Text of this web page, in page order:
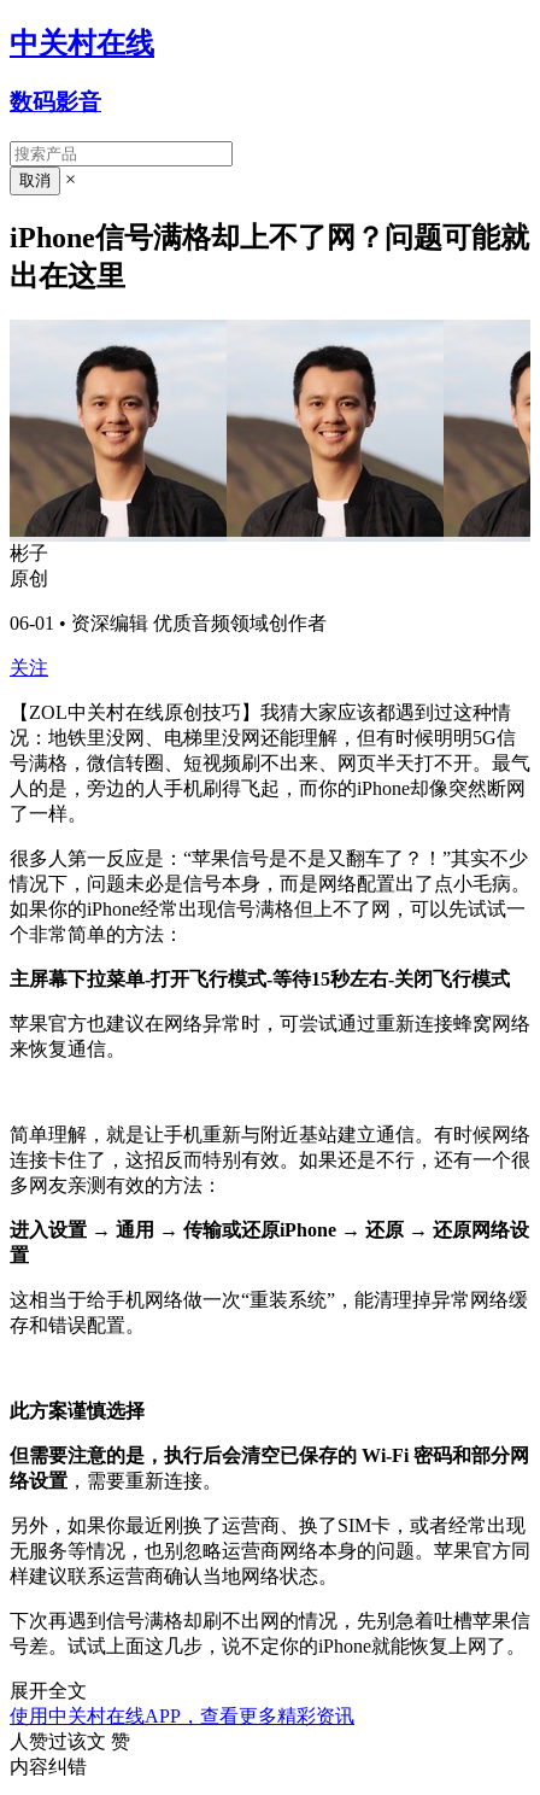
中关村在线
数码影音
×
iPhone信号满格却上不了网？问题可能就
出在这里
彬子
原创
06-01 • 资深编辑 优质音频领域创作者
关注
【ZOL中关村在线原创技巧】我猜大家应该都遇到过这种情
况：地铁里没网、电梯里没网还能理解，但有时候明明5G信
号满格，微信转圈、短视频刷不出来、网页半天打不开。最气
人的是，旁边的人手机刷得飞起，而你的iPhone却像突然断网
了一样。
很多人第一反应是：“苹果信号是不是又翻车了？！”其实不少
情况下，问题未必是信号本身，而是网络配置出了点小毛病。
如果你的iPhone经常出现信号满格但上不了网，可以先试试一
个非常简单的方法：
主屏幕下拉菜单-打开飞行模式-等待15秒左右-关闭飞行模式
苹果官方也建议在网络异常时，可尝试通过重新连接蜂窝网络
来恢复通信。
简单理解，就是让手机重新与附近基站建立通信。有时候网络
连接卡住了，这招反而特别有效。如果还是不行，还有一个很
多网友亲测有效的方法：
进入设置 → 通用 → 传输或还原iPhone → 还原 → 还原网络设
置
这相当于给手机网络做一次“重装系统”，能清理掉异常网络缓
存和错误配置。
此方案谨慎选择
但需要注意的是，执行后会清空已保存的 Wi-Fi 密码和部分网
络设置 ，需要重新连接。
另外，如果你最近刚换了运营商、换了SIM卡，或者经常出现
无服务等情况，也别忽略运营商网络本身的问题。苹果官方同
样建议联系运营商确认当地网络状态。
下次再遇到信号满格却刷不出网的情况，先别急着吐槽苹果信
号差。试试上面这几步，说不定你的iPhone就能恢复上网了。
展开全文
使用中关村在线APP，查看更多精彩资讯
人赞过该文 赞
内容纠错